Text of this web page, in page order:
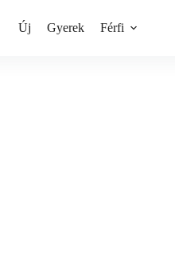
Új Gyerek Férfi